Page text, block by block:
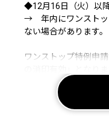
◆12月16日（火）以
→ 年内にワンストッ
ない場合があります。
ワンストップ特例申
いただくか、1月10
ワンストップ特例申